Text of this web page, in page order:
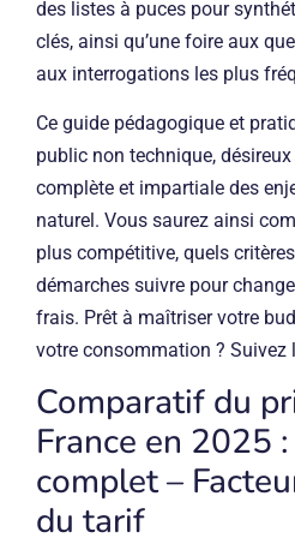
des listes à puces pour
clés, ainsi qu’une foire aux
aux interrogations les plus
Ce guide pédagogique et
public non technique,
complète et impartiale des
naturel. Vous saurez ainsi
plus compétitive, quels
démarches suivre pour
frais. Prêt à maîtriser votre
votre consommation ? Suivez
Comparatif du
France en 2025
complet –
du tarif